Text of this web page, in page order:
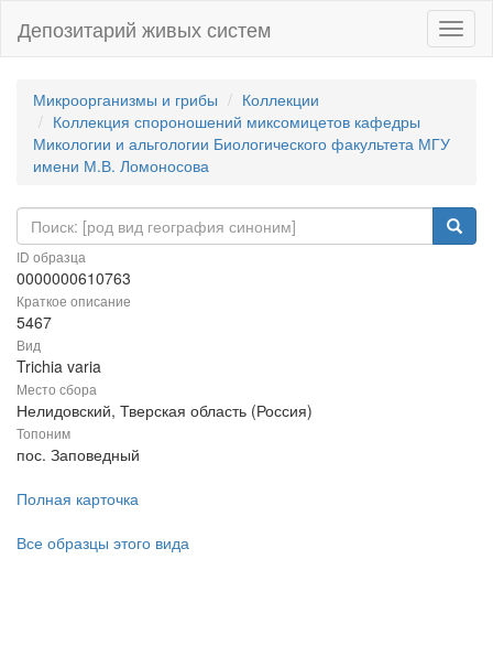
Депозитарий живых систем
Микроорганизмы и грибы
Коллекции
Коллекция спороношений миксомицетов кафедры
Микологии и альгологии Биологического факультета МГУ
имени М.В. Ломоносова
ID образца
0000000610763
Краткое описание
5467
Вид
Trichia varia
Место сбора
Нелидовский, Тверская область (Россия)
Топоним
пос. Заповедный
Полная карточка
Все образцы этого вида